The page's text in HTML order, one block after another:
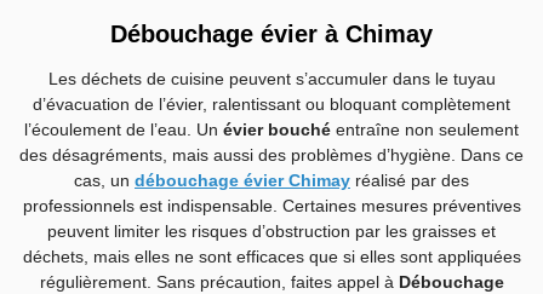
Débouchage évier à Chimay
Les déchets de cuisine peuvent s’accumuler dans le tuyau
d’évacuation de l’évier, ralentissant ou bloquant complètement
l’écoulement de l’eau. Un évier bouché entraîne non seulement
des désagréments, mais aussi des problèmes d’hygiène. Dans ce
cas, un débouchage évier Chimay réalisé par des
professionnels est indispensable. Certaines mesures préventives
peuvent limiter les risques d’obstruction par les graisses et
déchets, mais elles ne sont efficaces que si elles sont appliquées
régulièrement. Sans précaution, faites appel à Débouchage